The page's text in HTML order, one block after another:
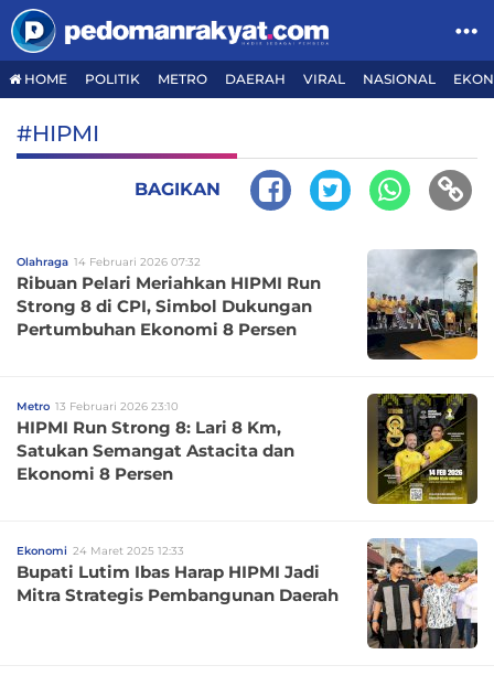
HOME POLITIK METRO DAERAH VIRAL NASIONAL
#HIPMI
BAGIKAN
Olahraga 14 Februari 2026 07:32
Ribuan Pelari Meriahkan HIPMI Run
Strong 8 di CPI, Simbol Dukungan
Pertumbuhan Ekonomi 8 Persen
Metro 13 Februari 2026 23:10
HIPMI Run Strong 8: Lari 8 Km,
Satukan Semangat Astacita dan
Ekonomi 8 Persen
Ekonomi 24 Maret 2025 12:33
Bupati Lutim Ibas Harap HIPMI Jadi
Mitra Strategis Pembangunan Daerah